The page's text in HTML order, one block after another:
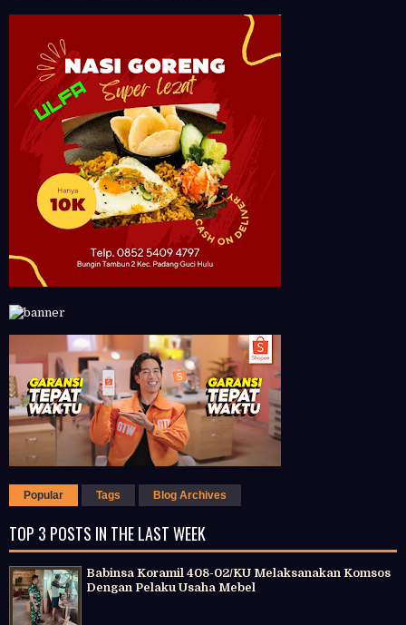
Popular Tags Blog Archives
TOP 3 POSTS IN THE LAST WEEK
Babinsa Koramil 408-02/KU Melaksanakan Komsos
Dengan Pelaku Usaha Mebel